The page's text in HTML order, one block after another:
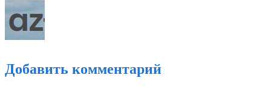
Добавить комментарий